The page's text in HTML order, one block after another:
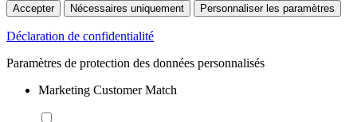
Accepter Nécessaires uniquement Personnaliser les paramètres
Déclaration de confidentialité
Paramètres de protection des données personnalisés
Marketing Customer Match